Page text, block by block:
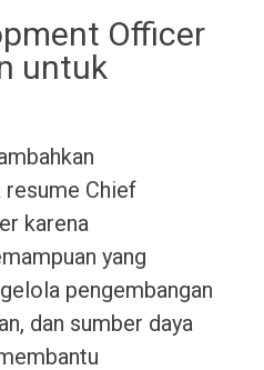
Officer
untuk
Chief
karena
yang
pengembangan
dan sumber daya